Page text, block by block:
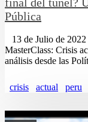
Pública
13 de Julio de 2022
MasterClass: Crisis
análisis desde las
crisis actual peru